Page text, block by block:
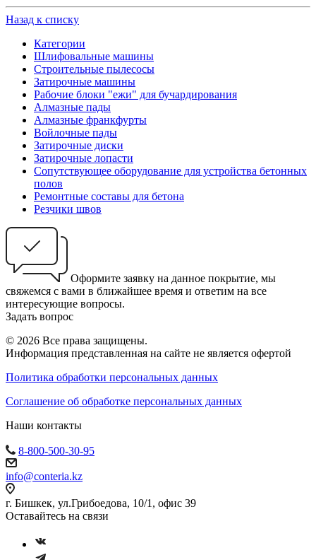
Назад к списку
Категории
Шлифовальные машины
Строительные пылесосы
Затирочные машины
Рабочие блоки "ежи" для бучардирования
Алмазные пады
Алмазные франкфурты
Войлочные пады
Затирочные диски
Затирочные лопасти
Сопутствующее оборудование для устройства бетонных
полов
Ремонтные составы для бетона
Резчики швов
Оформите заявку на данное покрытие, мы
свяжемся с вами в ближайшее время и ответим на все
интересующие вопросы.
Задать вопрос
© 2026 Все права защищены.
Информация представленная на сайте не является офертой
Политика обработки персональных данных
Соглашение об обработке персональных данных
Наши контакты
8-800-500-30-95
info@conteria.kz
г. Бишкек, ул.Грибоедова, 10/1, офис 39
Оставайтесь на связи